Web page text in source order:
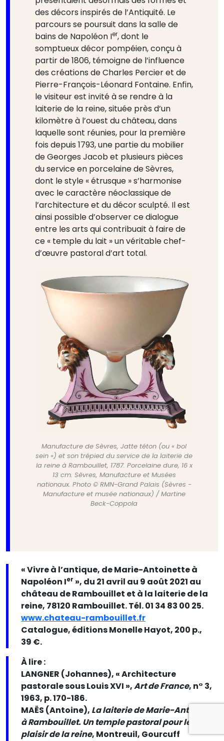
des décors inspirés de l’Antiquité. Le
parcours se poursuit dans la salle de
bains de Napoléon Ier, dont le
somptueux décor pompéien, conçu à
partir de 1806, témoigne de l’influence
des créations de Charles Percier et de
Pierre-François-Léonard Fontaine. Enfin,
le visiteur est invité à se rendre à la
laiterie de la reine, située près d’un
kilomètre à l’ouest du château, dans
laquelle sont réunies, pour la première
fois depuis 1793, une partie du mobilier
de Georges Jacob et plusieurs pièces
du service en porcelaine de Sèvres,
dont le style « étrusque » s’harmonise
avec le caractère néoclassique de
l’architecture et du décor sculpté. Il est
ainsi possible d’observer ce dialogue
entre les arts qui contribuait à faire de
ce « temple du lait » un véritable chef-
d’œuvre pastoral d’art total.
Manufacture de Sèvres, Jatte téton (ou « bol
sein ») et son trépied du service de la laiterie de
la reine à Rambouillet, 1787. Porcelaine dure, 16 x
13 cm. Sèvres, Manufacture et Musées
nationaux. Photo © RMN-Grand Palais (Sèvres -
Manufacture et musée nationaux) / Martine
Beck-Coppola
« Vivre à l’antique, de Marie-Antoinette à
Napoléon Ier », du 21 avril au 9 août 2021 au
château de Rambouillet et à la laiterie de la
reine, 78120 Rambouillet. Tél. 01 34 83 00 25.
www.chateau-rambouillet.fr
Catalogue, éditions Monelle Hayot, 200 p.,
39 €.
À lire :
LANGNER (Johannes), « Architecture
pastorale sous Louis XVI »,Art de France, n° 3,
1963, p. 170-186.
MAËS (Antoine), La laiterie de Marie-Antoinette
à Rambouillet. Un temple pastoral pour le
plaisir de la reine, Montreuil, Gourcuff